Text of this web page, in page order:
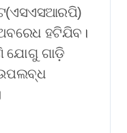
ହଟିଯିବ।
ଯୋଗୁ ଗାଡ଼ି